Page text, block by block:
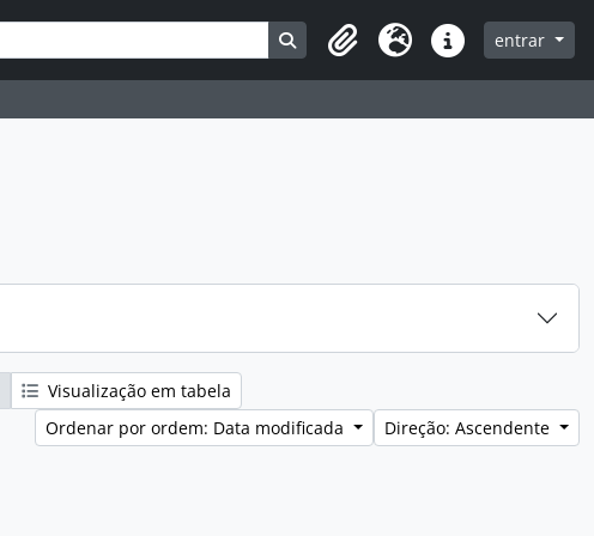
Search in browse page
Clipboard
Idioma Ligações rápidas
entrar
Visualização em tabela
Ordenar por ordem: Data modificada
Direção: Ascendente